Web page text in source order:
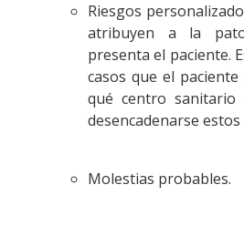
Riesgos
atribuyen a la
presenta el paciente.
casos que el
qué centro sanitario
desencadenarse
Molestias probables.